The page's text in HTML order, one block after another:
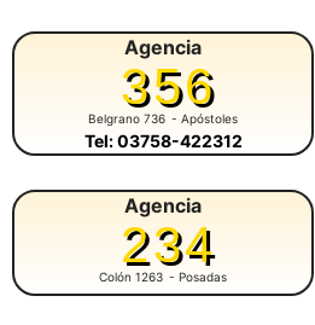
Agencia
356
Belgrano 736 - Apóstoles
Tel: 03758-422312
Agencia
234
Colón 1263 - Posadas